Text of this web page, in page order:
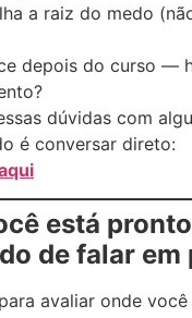
a raiz do medo
depois do curso —
dúvidas com
é conversar direto:
está
de falar em
avaliar onde